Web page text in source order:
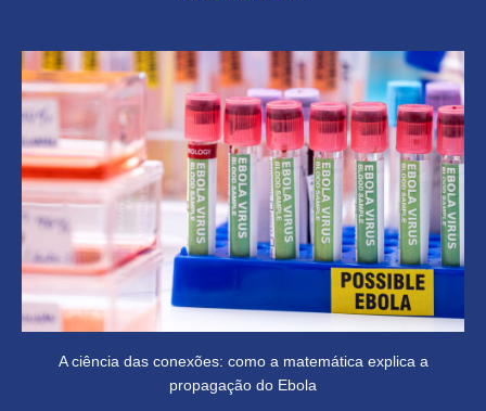
A ciência das conexões: como a matemática explica a
propagação do Ebola